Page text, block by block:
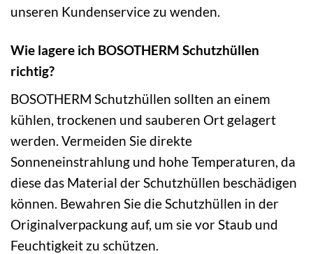
unseren Kundenservice zu wenden.
Wie lagere ich BOSOTHERM Schutzhüllen
richtig?
BOSOTHERM Schutzhüllen sollten an einem
kühlen, trockenen und sauberen Ort gelagert
werden. Vermeiden Sie direkte
Sonneneinstrahlung und hohe Temperaturen, da
diese das Material der Schutzhüllen beschädigen
können. Bewahren Sie die Schutzhüllen in der
Originalverpackung auf, um sie vor Staub und
Feuchtigkeit zu schützen.